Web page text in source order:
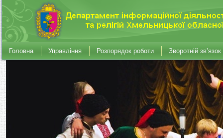
Головна Управління Розпорядок роботи Зворотній зв’язок